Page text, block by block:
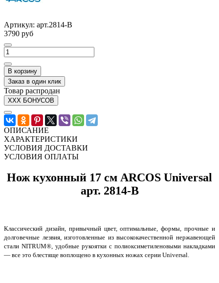
Артикул: арт.2814-B
3790 руб
В корзину
Заказ в один клик
Товар распродан
XXX БОНУСОВ
ОПИСАНИЕ
ХАРАКТЕРИСТИКИ
УСЛОВИЯ ДОСТАВКИ
УСЛОВИЯ ОПЛАТЫ
Нож кухонный 17 см ARCOS Universal
арт. 2814-B
Классический дизайн, привычный цвет, оптимальные, формы, прочные и
долговечные лезвия, изготовленные из высококачественной нержавеющей
стали NITRUM®, удобные рукоятки с полиоксиметиленовыми накладками
— все это блестяще воплощено в кухонных ножах серии Universal.